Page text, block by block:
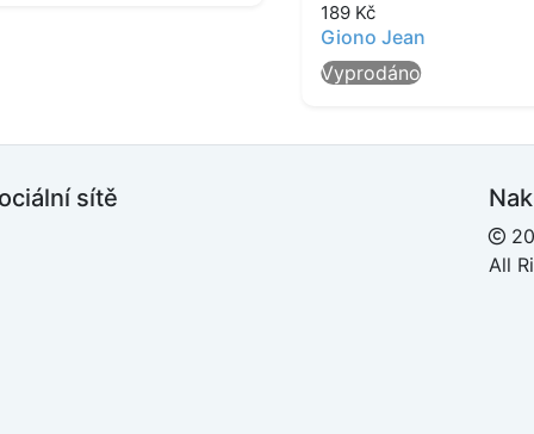
189 Kč
Giono Jean
Vyprodáno
sítě
All